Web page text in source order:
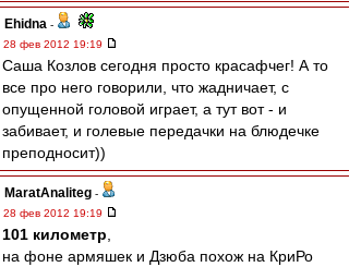
Ehidna -
28 фев 2012 19:19
Саша Козлов сегодня просто красафчег! А то
все про него говорили, что жадничает, с
опущенной головой играет, а тут вот - и
забивает, и голевые передачки на блюдечке
преподносит))
MaratAnaliteg -
28 фев 2012 19:19
101 километр
на фоне армяшек и Дзюба похож на КриРо